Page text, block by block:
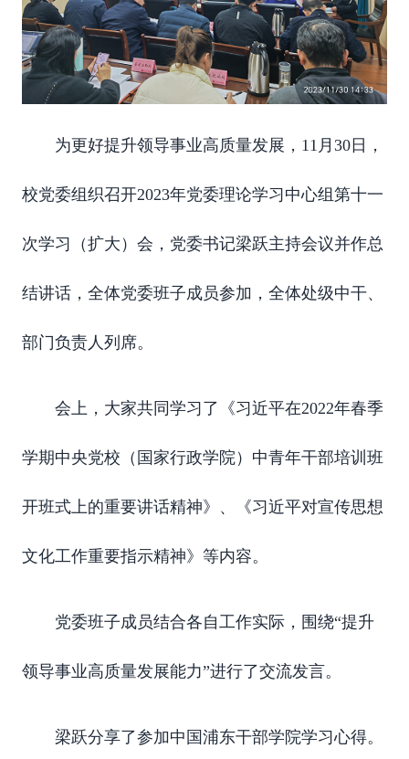
为更好提升领导事业高质量发展， 11月30日，
校党委组织召开2023年党委理论学习中心组第十一
次学习 （扩大 ） 会 ， 党委书记梁跃主持会议并作总
结讲话，全体党委班子成员参加，全体处级中干、
部门负责人列席。
会上，大家共同学习了《习近平在2022年春季
学期中央党校（国家行政学院）中青年干部培训班
开班式上的重要讲话精神》、《习近平对宣传思想
文化工作重要指示精神》等内容。
党委班子成员结合各自工作实际，围绕“提升
领导事业高质量发展能力”进行了交流发言。
梁跃分享了参加中国浦东干部学院学习心得。